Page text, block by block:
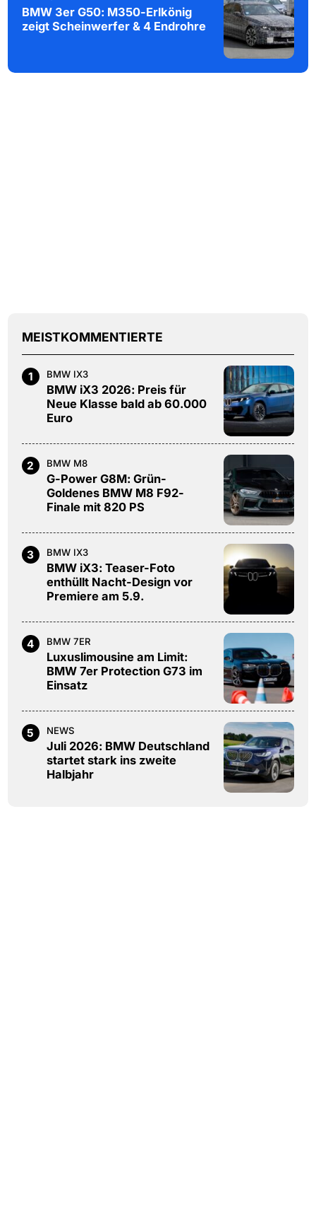
BMW 3er G50: M350-Erlkönig
zeigt Scheinwerfer & 4 Endrohre
MEISTKOMMENTIERTE
1 BMW IX3
BMW iX3 2026: Preis für
Neue Klasse bald ab 60.000
Euro
2 BMW M8
G-Power G8M: Grün-
Goldenes BMW M8 F92-
Finale mit 820 PS
3 BMW IX3
BMW iX3: Teaser-Foto
enthüllt Nacht-Design vor
Premiere am 5.9.
4 BMW 7ER
Luxuslimousine am Limit:
BMW 7er Protection G73 im
Einsatz
5 NEWS
Juli 2026: BMW Deutschland
startet stark ins zweite
Halbjahr